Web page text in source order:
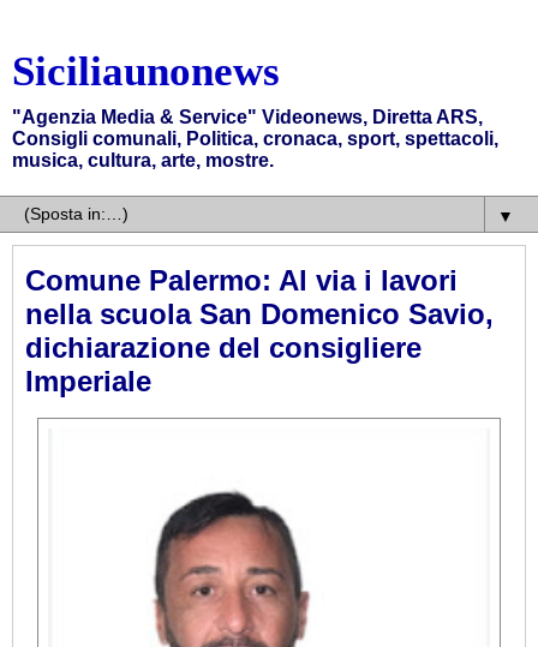
Siciliaunonews
"Agenzia Media & Service" Videonews, Diretta ARS,
Consigli comunali, Politica, cronaca, sport, spettacoli,
musica, cultura, arte, mostre.
▼
Comune Palermo: Al via i lavori
nella scuola San Domenico Savio,
dichiarazione del consigliere
Imperiale